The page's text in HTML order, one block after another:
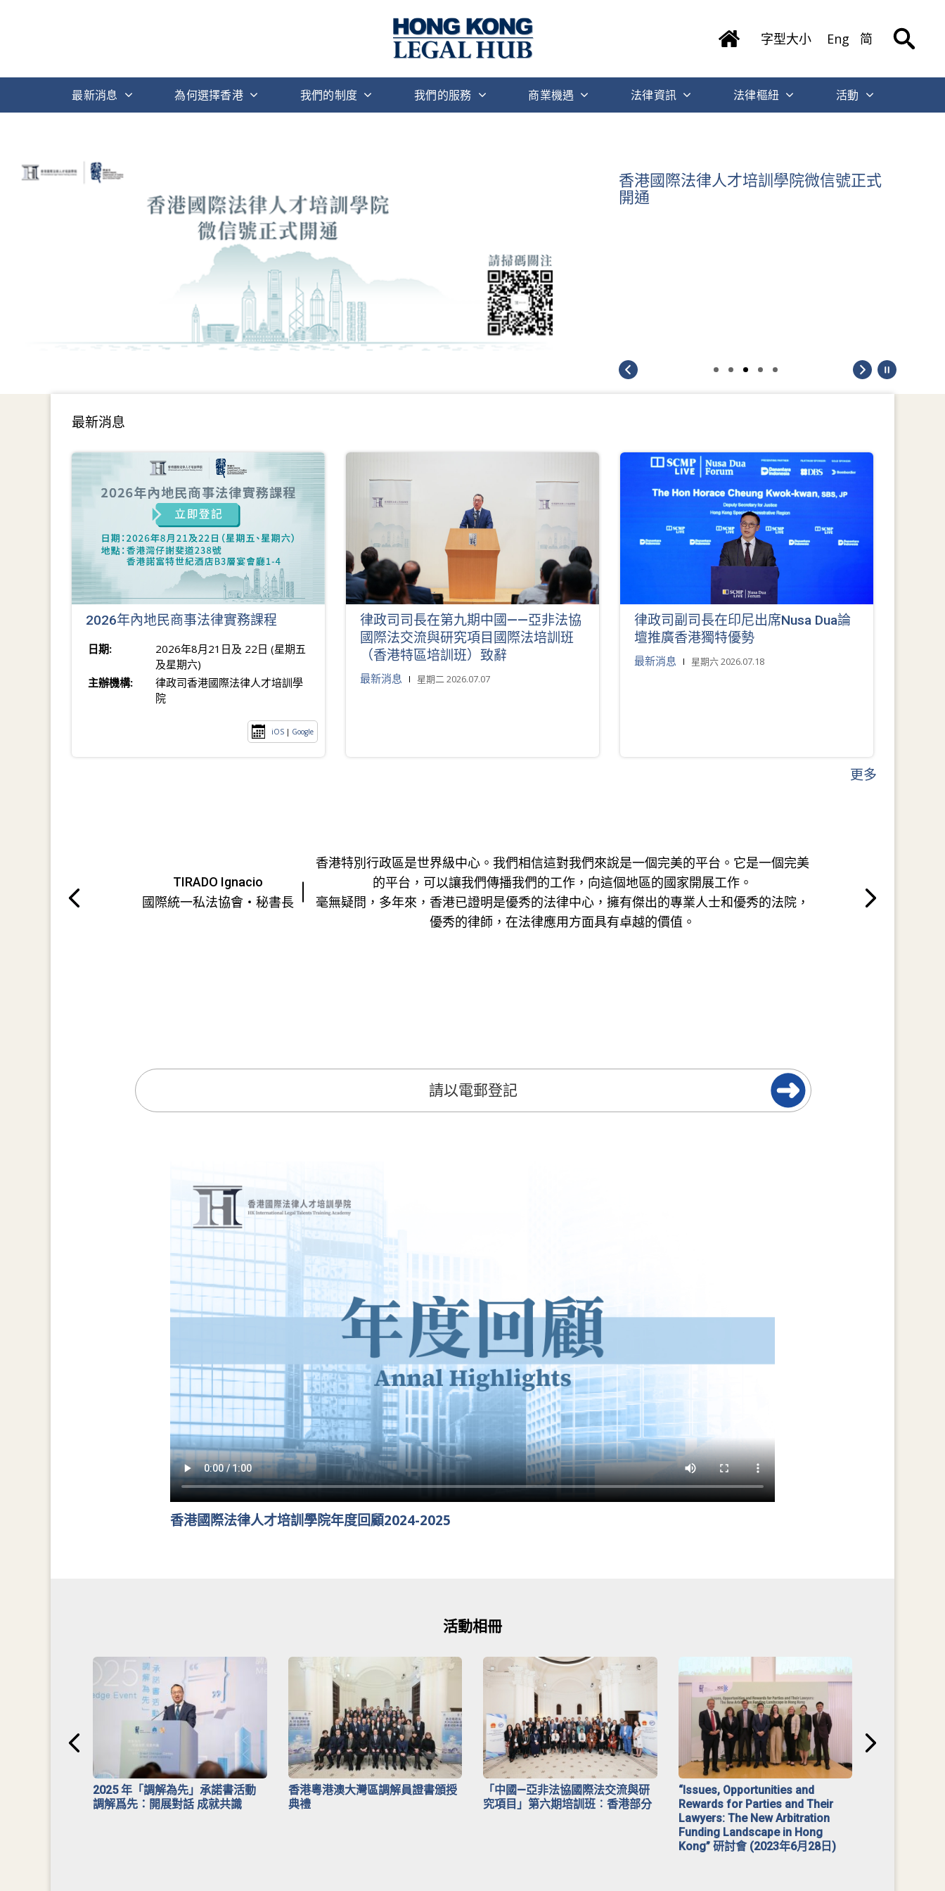
字型大小 Eng 简
最新消息 為何選擇香港 我們的制度 我們的服務 商業機遇 法律資訊 法律樞紐 活動
香港國際法律人才培訓學院微信號正式
開通
最新消息
2026年內地民商事法律實務課程
日期:
2026年8月21日及 22日 (星期五
及星期六)
主辦機構:
律政司香港國際法律人才培訓學
院
iOS | Google
律政司司長在第九期中國——亞非法協
國際法交流與研究項目國際法培訓班
（香港特區培訓班）致辭
最新消息 星期二 2026.07.07
律政司副司長在印尼出席Nusa Dua論
壇推廣香港獨特優勢
最新消息 星期六 2026.07.18
更多
TIRADO Ignacio
國際統一私法協會・秘書長
香港特別行政區是世界級中心。我們相信這對我們來說是一個完美的平台。它是一個完美
的平台，可以讓我們傳播我們的工作，向這個地區的國家開展工作。
毫無疑問，多年來，香港已證明是優秀的法律中心，擁有傑出的專業人士和優秀的法院，
優秀的律師，在法律應用方面具有卓越的價值。
香港國際法律人才培訓學院年度回顧2024-2025
活動相冊
2025 年「調解為先」承諾書活動
調解爲先：開展對話 成就共識
香港粵港澳大灣區調解員證書頒授
典禮
「中國—亞非法協國際法交流與研
究項目」第六期培訓班︰香港部分
“Issues, Opportunities and
Rewards for Parties and Their
Lawyers: The New Arbitration
Funding Landscape in Hong
Kong” 研討會 (2023年6月28日)